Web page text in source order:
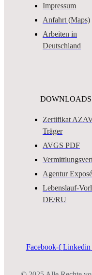
Impressum
Anfahrt (Maps)
Arbeiten in
Deutschland
DOWNLOADS
Zertifikat
Träger
AVGS PDF
Agentur Exposé
Lebenslauf-
DE/RU
Facebook-f Linkedin